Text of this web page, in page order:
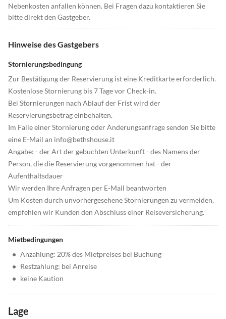
Nebenkosten anfallen können. Bei Fragen dazu kontaktieren Sie
bitte direkt den Gastgeber.
Hinweise des Gastgebers
Stornierungsbedingung
Zur Bestätigung der Reservierung ist eine Kreditkarte erforderlich.
Kostenlose Stornierung bis 7 Tage vor Check-in.
Bei Stornierungen nach Ablauf der Frist wird der
Reservierungsbetrag einbehalten.
Im Falle einer Stornierung oder Änderungsanfrage senden Sie bitte
eine E-Mail an info@bethshouse.it
Angabe: - der Art der gebuchten Unterkunft - des Namens der
Person, die die Reservierung vorgenommen hat - der
Aufenthaltsdauer
Wir werden Ihre Anfragen per E-Mail beantworten
Um Kosten durch unvorhergesehene Stornierungen zu vermeiden,
empfehlen wir Kunden den Abschluss einer Reiseversicherung.
Mietbedingungen
• Anzahlung: 20% des Mietpreises bei Buchung
• Restzahlung: bei Anreise
• keine Kaution
Lage